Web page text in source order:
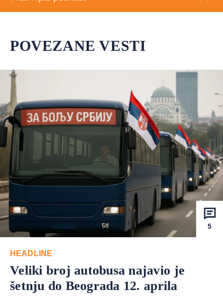
POVEZANE VESTI
5
HEADLINE
Veliki broj autobusa najavio je
šetnju do Beograda 12. aprila